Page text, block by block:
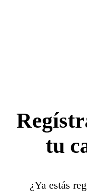
tu
¿Ya estás